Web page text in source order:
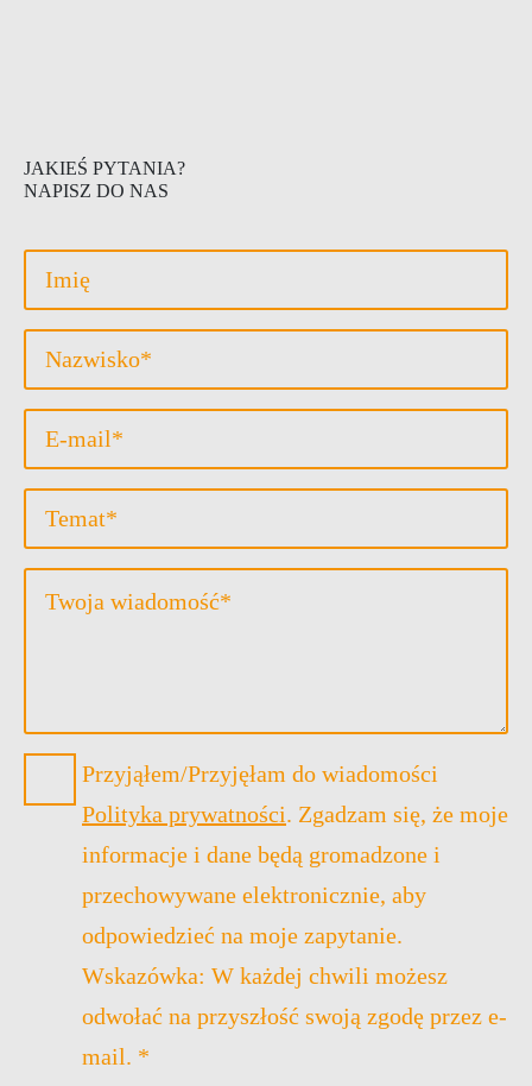
JAKIEŚ PYTANIA?
NAPISZ DO NAS
Vorname
Nachname
Email
Betreff
Message
Datenschutz
*
Przyjąłem/Przyjęłam do wiadomości
Polityka prywatności. Zgadzam się, że moje
informacje i dane będą gromadzone i
przechowywane elektronicznie, aby
odpowiedzieć na moje zapytanie.
Wskazówka: W każdej chwili możesz
odwołać na przyszłość swoją zgodę przez e-
mail. *